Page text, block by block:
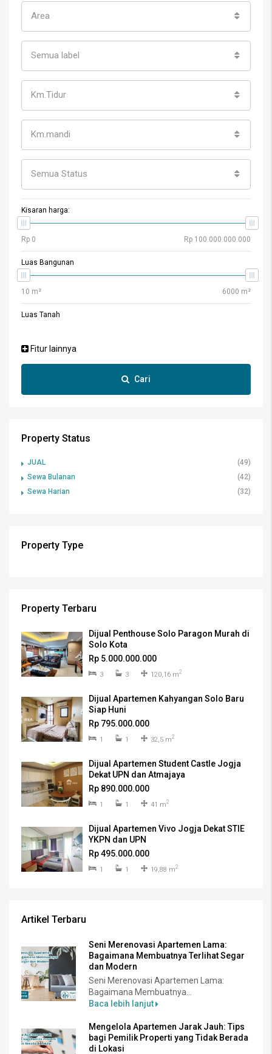
Area
Semua label
Km.Tidur
Km.mandi
Semua Status
Kisaran harga:
Luas Bangunan
Luas Tanah
Fitur lainnya
Cari
Property Status
JUAL
(49)
Sewa Bulanan
(42)
Sewa Harian
(32)
Property Type
Property Terbaru
Dijual Penthouse Solo Paragon Murah di
Solo Kota
Rp 5.000.000.000
3 3 120,16 m2
Dijual Apartemen Kahyangan Solo Baru
Siap Huni
Rp 795.000.000
1 1 32,5 m2
Dijual Apartemen Student Castle Jogja
Dekat UPN dan Atmajaya
Rp 890.000.000
1 1 41 m2
Dijual Apartemen Vivo Jogja Dekat STIE
YKPN dan UPN
Rp 495.000.000
1 1 19,88 m2
Artikel Terbaru
Seni Merenovasi Apartemen Lama:
Bagaimana Membuatnya Terlihat Segar
dan Modern
Seni Merenovasi Apartemen Lama:
Bagaimana Membuatnya...
Baca lebih lanjut
Mengelola Apartemen Jarak Jauh: Tips
bagi Pemilik Properti yang Tidak Berada
di Lokasi